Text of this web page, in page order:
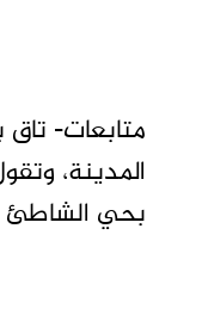
متابعات-
بحي الشاطئ